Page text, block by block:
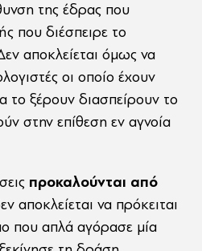
της έδρας που
που διέσπειρε το
αποκλείεται όμως να
οι οποίο έχουν
το ξέρουν διασπείρουν το
στην επίθεση εν αγνοία
προκαλούνται από
αποκλείεται να πρόκειται
που απλά αγόρασε μία